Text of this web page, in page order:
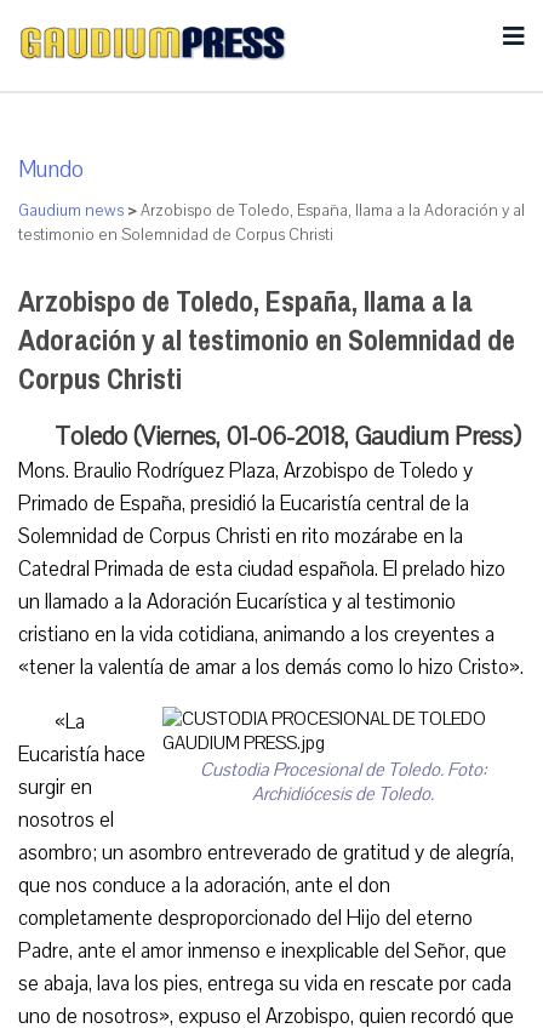
Mundo
Gaudium news >Arzobispo de Toledo, España, llama a la Adoración y al
testimonio en Solemnidad de Corpus Christi
Arzobispo de Toledo, España, llama a la
Adoración y al testimonio en Solemnidad de
Corpus Christi
Toledo (Viernes, 01-06-2018, Gaudium Press)
Mons. Braulio Rodríguez Plaza, Arzobispo de Toledo y
Primado de España, presidió la Eucaristía central de la
Solemnidad de Corpus Christi en rito mozárabe en la
Catedral Primada de esta ciudad española. El prelado hizo
un llamado a la Adoración Eucarística y al testimonio
cristiano en la vida cotidiana, animando a los creyentes a
«tener la valentía de amar a los demás como lo hizo Cristo».
Custodia Procesional de Toledo. Foto:
Archidiócesis de Toledo.
«La
Eucaristía hace
surgir en
nosotros el
asombro; un asombro entreverado de gratitud y de alegría,
que nos conduce a la adoración, ante el don
completamente desproporcionado del Hijo del eterno
Padre, ante el amor inmenso e inexplicable del Señor, que
se abaja, lava los pies, entrega su vida en rescate por cada
uno de nosotros», expuso el Arzobispo, quien recordó que